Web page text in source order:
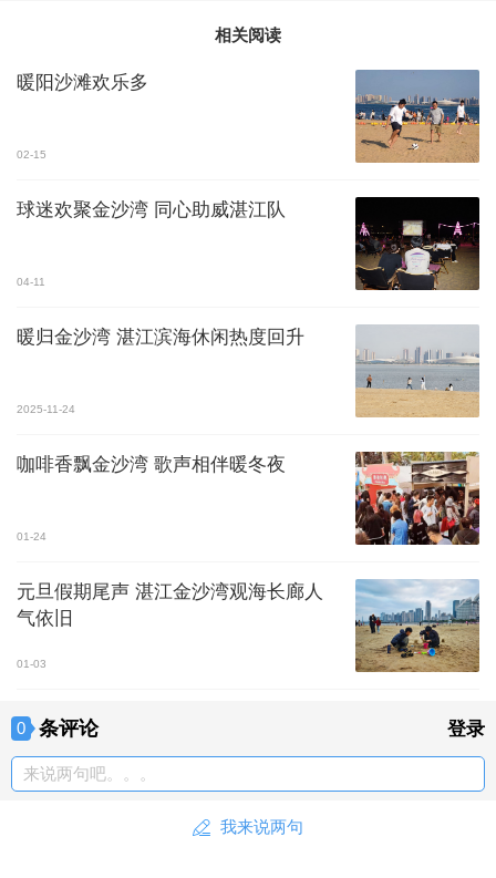
相关阅读
暖阳沙滩欢乐多
02-15
球迷欢聚金沙湾 同心助威湛江队
04-11
暖归金沙湾 湛江滨海休闲热度回升
2025-11-24
咖啡香飘金沙湾 歌声相伴暖冬夜
01-24
元旦假期尾声 湛江金沙湾观海长廊人
气依旧
01-03
0 条评论 登录
来说两句吧。。。
我来说两句